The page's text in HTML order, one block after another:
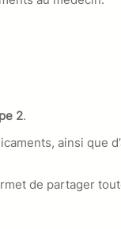
2.
ainsi que
de partager